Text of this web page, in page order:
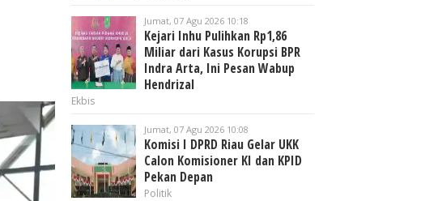
Jumat, 07 Agu 2026 10:18
Kejari Inhu Pulihkan Rp1,86
Miliar dari Kasus Korupsi BPR
Indra Arta, Ini Pesan Wabup
Hendrizal
Ekbis
Jumat, 07 Agu 2026 10:08
Komisi I DPRD Riau Gelar UKK
Calon Komisioner KI dan KPID
Pekan Depan
Politik